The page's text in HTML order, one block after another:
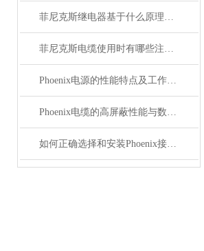
菲尼克斯继电器基于什么原理工作？
菲尼克斯电缆使用时有哪些注意事项？
Phoenix电源的性能特点及工作温度分析
Phoenix电缆的高屏蔽性能与数据传输优势
如何正确选择和安装Phoenix接插件以确保其性能？